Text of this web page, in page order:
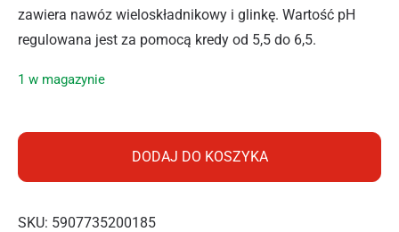
zawiera nawóz wieloskładnikowy i glinkę. Wartość pH
regulowana jest za pomocą kredy od 5,5 do 6,5.
1 w magazynie
DODAJ DO KOSZYKA
SKU: 5907735200185